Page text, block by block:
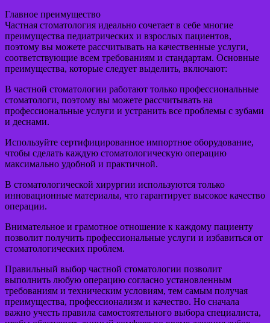
Главное преимущество
Частная стоматология идеально сочетает в себе многие
преимущества педиатрических и взрослых пациентов,
поэтому вы можете рассчитывать на качественные услуги,
соответствующие всем требованиям и стандартам. Основные
преимущества, которые следует выделить, включают:
В частной стоматологии работают только профессиональные
стоматологи, поэтому вы можете рассчитывать на
профессиональные услуги и устранить все проблемы с зубами
и деснами.
Используйте сертифицированное импортное оборудование,
чтобы сделать каждую стоматологическую операцию
максимально удобной и практичной.
В стоматологической хирургии используются только
инновационные материалы, что гарантирует высокое качество
операции.
Внимательное и грамотное отношение к каждому пациенту
позволит получить профессиональные услуги и избавиться от
стоматологических проблем.
Правильный выбор частной стоматологии позволит
выполнить любую операцию согласно установленным
требованиям и техническим условиям, тем самым получая
преимущества, профессионализм и качество. Но сначала
важно учесть правила самостоятельного выбора специалиста,